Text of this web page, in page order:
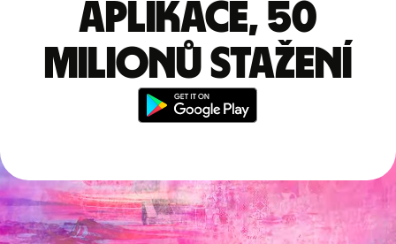
aplikace, 50
milionů stažení